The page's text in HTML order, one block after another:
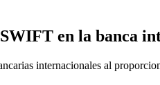
en la banca
internacionales al